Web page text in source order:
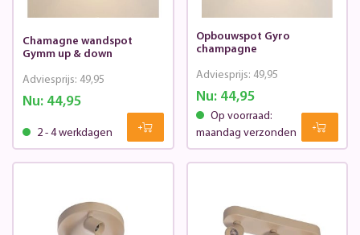
Chamagne wandspot
Gymm up & down
Nu:44,95
Adviesprijs: 49,95
2 - 4 werkdagen
Opbouwspot Gyro
champagne
Nu: 44,95
Adviesprijs: 49,95
Op voorraad:
maandag verzonden